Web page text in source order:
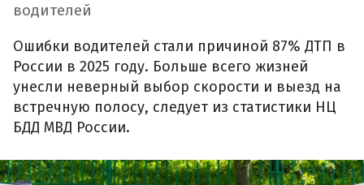
водителей
Ошибки водителей стали причиной 87% ДТП в
России в 2025 году. Больше всего жизней
унесли неверный выбор скорости и выезд на
встречную полосу, следует из статистики НЦ
БДД МВД России.